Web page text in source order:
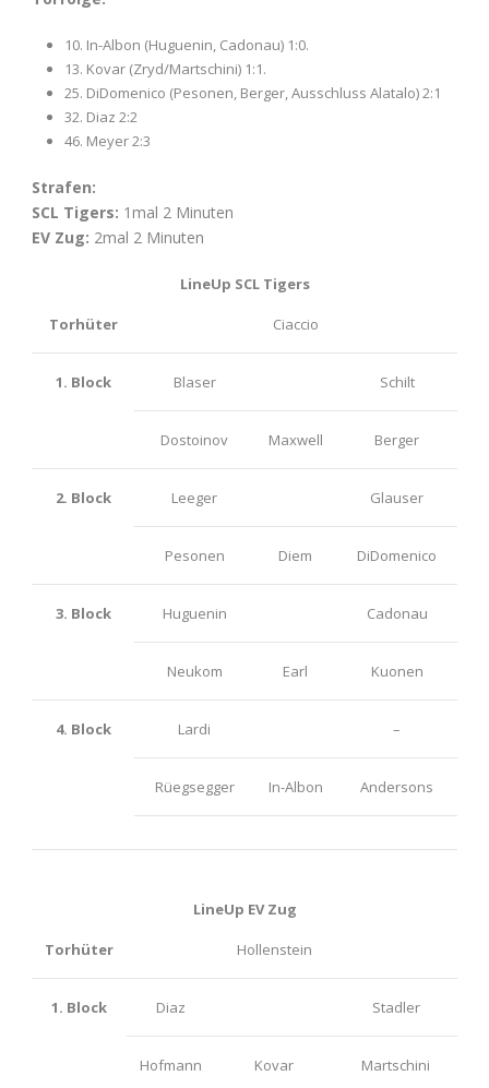
10. In-Albon (Huguenin, Cadonau) 1:0.
13. Kovar (Zryd/Martschini) 1:1.
25. DiDomenico (Pesonen, Berger, Ausschluss Alatalo) 2:1
32. Diaz 2:2
46. Meyer 2:3
Strafen:
SCL Tigers: 1mal 2 Minuten
EV Zug: 2mal 2 Minuten
LineUp SCL Tigers
Torhüter Ciaccio
1. Block Blaser Schilt
Dostoinov Maxwell Berger
2. Block Leeger Glauser
Pesonen Diem DiDomenico
3. Block Huguenin Cadonau
Neukom Earl Kuonen
4. Block Lardi –
Rüegsegger In-Albon Andersons
LineUp EV Zug
Torhüter Hollenstein
1. Block Diaz Stadler
Hofmann Kovar Martschini